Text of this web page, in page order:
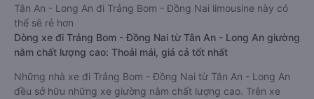
Tân An - Long An đi Trảng Bom - Đồng Nai limousine này có
thể sẽ rẻ hơn
Dòng xe đi Trảng Bom - Đồng Nai từ Tân An - Long An giường
nằm chất lượng cao: Thoải mái, giá cả tốt nhất
Những nhà xe đi Trảng Bom - Đồng Nai từ Tân An - Long An
đều sở hữu những xe giường nằm chất lượng cao. Trên xe